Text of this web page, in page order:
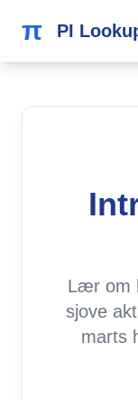
π PI
Lær om
sjove
marts